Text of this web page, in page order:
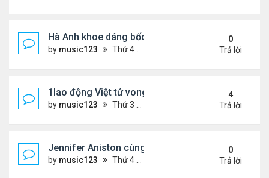
Hà Anh khoe dáng bốc lửa của ở Maldives
by music123 Thứ 4 Tháng 7 29, 2026 5:48 pm
0
Trả lời
1lao động Việt tử vong trong trận động đất ở Nhật
by music123 Thứ 3 Tháng 7 28, 2026 4:16 pm
4
Trả lời
Jennifer Aniston cùng bạn trai nghỉ dưỡng trên du
by music123 Thứ 4 Tháng 7 29, 2026 5:26 pm
0
Trả lời